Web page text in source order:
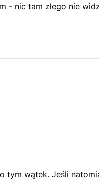
- nic tam złego nie
tym wątek. Jeśli